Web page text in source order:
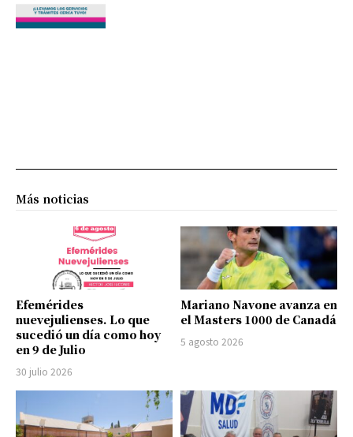
Más noticias
Efemérides
nuevejulienses. Lo que
sucedió un día como hoy
en 9 de Julio
30 julio 2026
Mariano Navone avanza en
el Masters 1000 de Canadá
5 agosto 2026